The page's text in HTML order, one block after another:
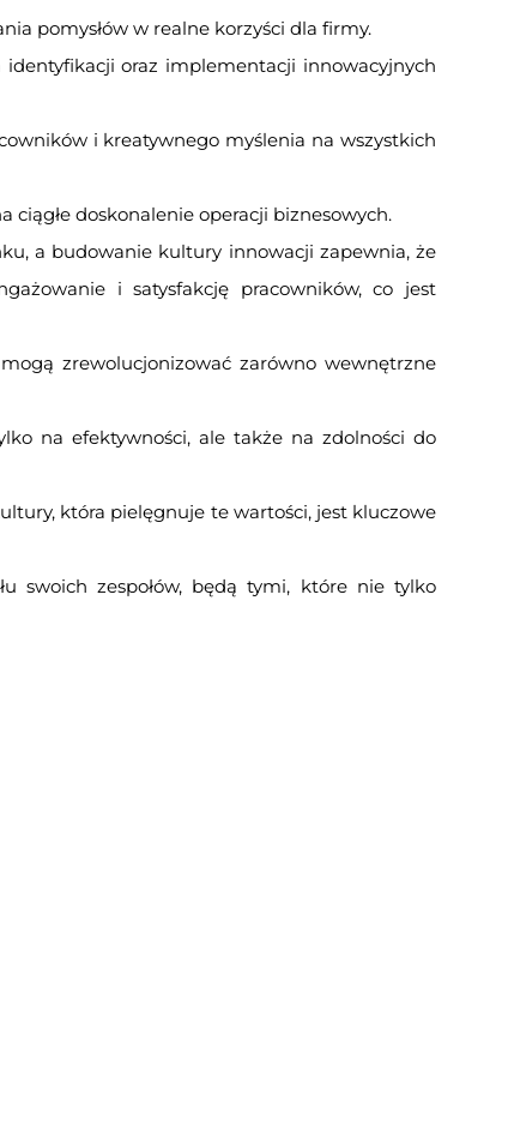
pomysłów w realne korzyści dla firmy.
oraz implementacji innowacyjnych
i kreatywnego myślenia na wszystkich
doskonalenie operacji biznesowych.
a budowanie kultury innowacji zapewnia, że
i satysfakcję pracowników, co jest
zrewolucjonizować zarówno wewnętrzne
na efektywności, ale także na zdolności do
która pielęgnuje te wartości, jest kluczowe
swoich zespołów, będą tymi, które nie tylko